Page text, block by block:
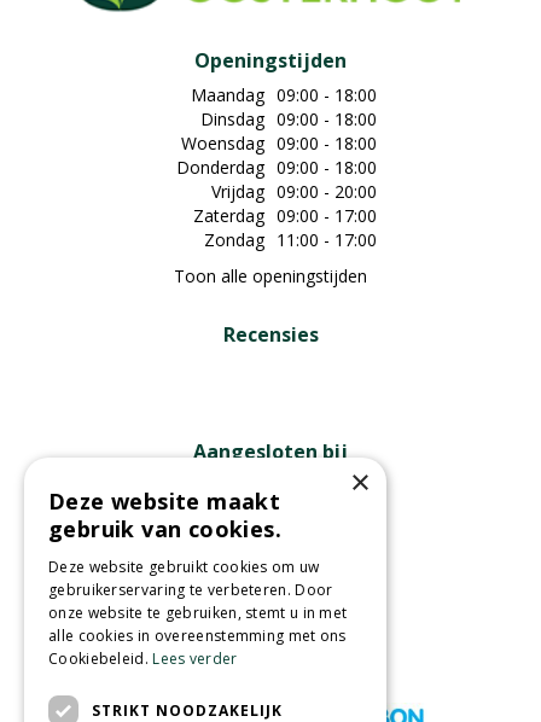
Openingstijden
Maandag 09:00 - 18:00
Dinsdag 09:00 - 18:00
Woensdag 09:00 - 18:00
Donderdag 09:00 - 18:00
Vrijdag 09:00 - 20:00
Zaterdag 09:00 - 17:00
Zondag 11:00 - 17:00
Toon alle openingstijden
Recensies
Aangesloten bij
Partners
×
Deze website maakt
gebruik van cookies.
Deze website gebruikt cookies om uw
gebruikerservaring te verbeteren. Door
onze website te gebruiken, stemt u in met
alle cookies in overeenstemming met ons
Cookiebeleid.Lees verder
STRIKT NOODZAKELIJK